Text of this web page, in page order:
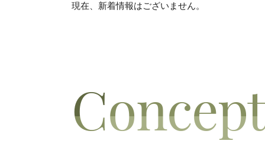
現在、新着情報はございません。
C